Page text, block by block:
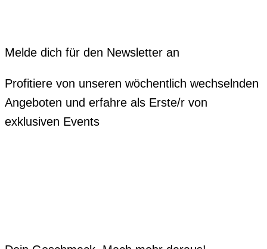
Melde dich für den Newsletter an
Profitiere von unseren wöchentlich wechselnden
Angeboten und erfahre als Erste/r von
exklusiven Events